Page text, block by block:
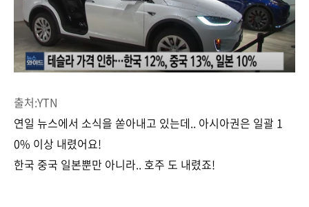
출처:YTN
연일 뉴스에서 소식을 쏟아내고 있는데.. 아시아권은 일괄 1
0% 이상 내렸어요!
한국 중국 일본뿐만 아니라.. 호주 도 내렸죠!